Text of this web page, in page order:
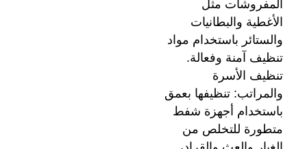
المفروشات مثل
الأغطية والبطانيات
والستائر باستخدام مواد
تنظيف آمنة وفعالة.
تنظيف الأسرة
والمراتب: تنظيفها بعمق
باستخدام أجهزة شفط
متطورة للتخلص من